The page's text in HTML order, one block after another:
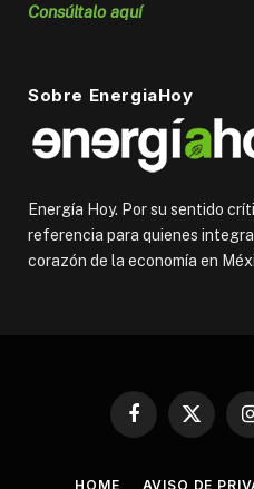
Consúltalo aquí
Sobre EnergiaHoy
Energía Hoy. Por su sentido
referencia para quienes
corazón de la economía en
Facebook
X
HOME AVISO DE